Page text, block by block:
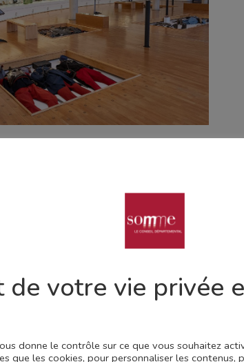
majeur au
né de la volonté du Département de la
des champs de batailles et des zones
nationaux et internationaux, au premier rang
lors de sa disparition, en 2023), l’Historial
préoccupations, en comparant
Royaume-Uni) dans des domaines
de votre vie privée
donne le contrôle sur ce que vous souhaitez
que les cookies, pour personnaliser les contenus,